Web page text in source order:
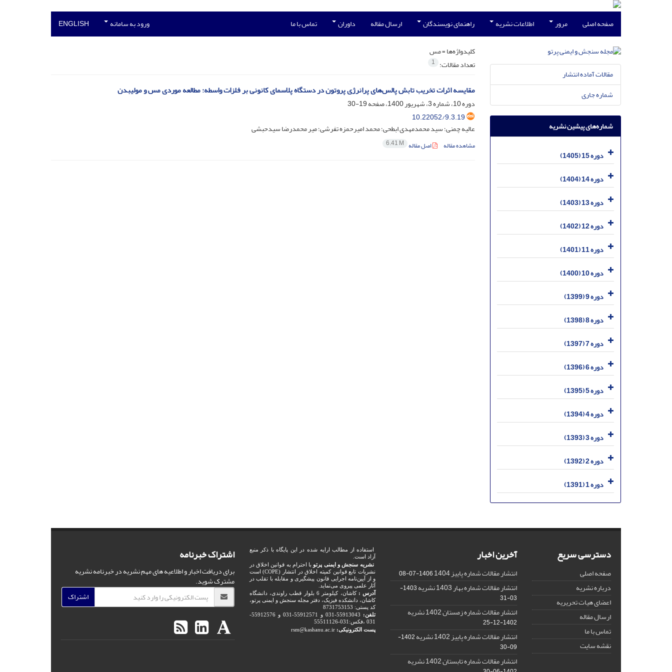
صفحه اصلی مرور اطلاعات نشریه راهنمای نویسندگان ارسال مقاله داوران تماس با ما ورود به سامانه ENGLISH
کلیدواژه‌ها =مس
تعداد مقالات: 1
مقایسه اثرات تخریب تابش پالس‌های پرانرژی پروتون در دستگاه پلاسمای کانونی بر فلزات واسطه: مطالعه موردی مس و مولیبدن
دوره 10، شماره 3، شهریور 1400، صفحه
19-30
10.22052/9.3.19
عالیه چمنی؛ سید محمدمهدی ابطحی؛ محمد امیرحمزه تفرشی؛ میر محمدرضا سیدحبشی
مشاهده مقاله اصل مقاله 6.41 M
مقالات آماده انتشار
شماره جاری
شماره‌های پیشین نشریه
دوره 15 (1405)
دوره 14 (1404)
دوره 13 (1403)
دوره 12 (1402)
دوره 11 (1401)
دوره 10 (1400)
دوره 9 (1399)
دوره 8 (1398)
دوره 7 (1397)
دوره 6 (1396)
دوره 5 (1395)
دوره 4 (1394)
دوره 3 (1393)
دوره 2 (1392)
دوره 1 (1391)
دسترسی سریع
صفحه اصلی
درباره نشریه
اعضای هیات تحریریه
ارسال مقاله
تماس با ما
نقشه سایت
آخرین اخبار
انتشار مقالات شماره پاییز 1404 1406-07-08
انتشار مقالات شماره بهار 1403 نشریه
1403-
03-31
انتشار مقالات شماره زمستان 1402 نشریه
1402-12-25
انتشار مقالات شماره پاییز 1402 نشریه
1402-
09-30
انتشار مقالات شماره تابستان 1402 نشریه
استفاده از مطالب ارایه شده در این پایگاه با ذکر منبع
آزاد است.
نشریه سنجش و ایمنی پرتو با احترام به قوانین اخلاق در
نشریات تابع قوانین کمیته اخلاق در انتشار (COPE) است
و از آیین‌نامه اجرایی قانون پیشگیری و مقابله با تقلب در
آثار علمی پیروی می‌نماید.
آدرس :
کاشان، کیلومتر 6 بلوار قطب راوندی، دانشگاه
کاشان، دانشکده فیزیک، دفتر مجله سنجش و ایمنی پرتو،
کد پستی: 8731753153
تلفن:
55913043-031 و 55912571-031 و 55912576-
031 ،فکس:031-55511126
پست الکترونیکی: rsm@kashanu.ac.ir
اشتراک خبرنامه
برای دریافت اخبار و اطلاعیه های مهم نشریه در خبرنامه نشریه
مشترک شوید.
اشتراک